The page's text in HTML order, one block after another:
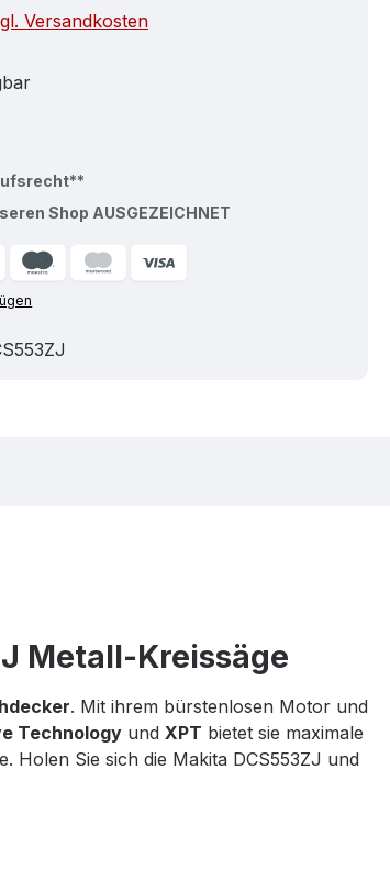
Versandkosten
Shop AUSGEZEICHNET
Metall-Kreissäge
. Mit ihrem bürstenlosen Motor und
Technology und XPT bietet sie maximale
Holen Sie sich die Makita DCS553ZJ und